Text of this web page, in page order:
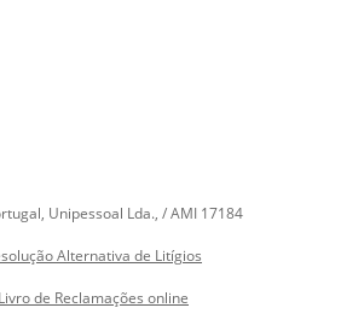
Unipessoal Lda., / AMI 17184
Alternativa de Litígios
Livro de Reclamações online